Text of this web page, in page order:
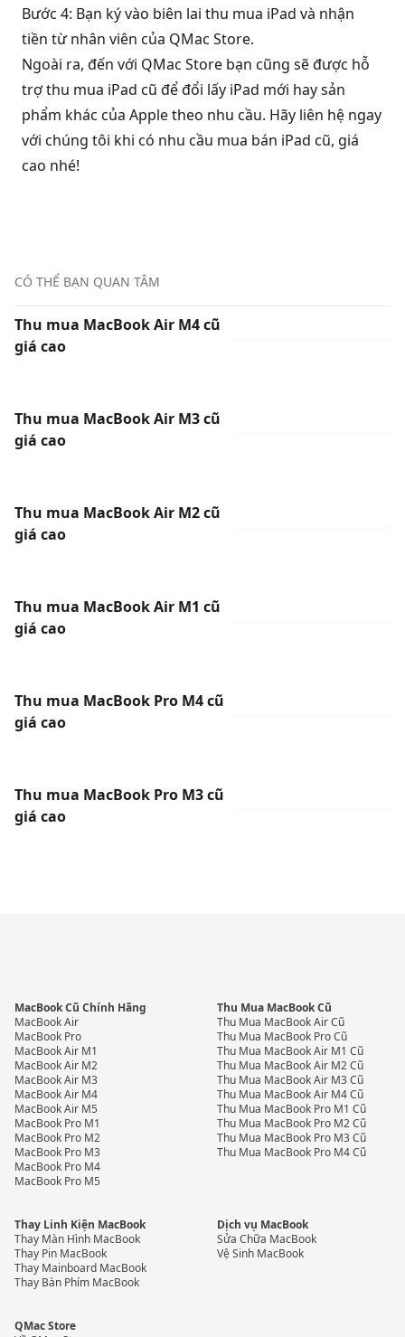
Bước 4: Bạn ký vào biên lai thu mua iPad và nhận
tiền từ nhân viên của QMac Store.
Ngoài ra, đến với QMac Store bạn cũng sẽ được hỗ
trợ thu mua iPad cũ để đổi lấy iPad mới hay sản
phẩm khác của Apple theo nhu cầu. Hãy liên hệ ngay
với chúng tôi khi có nhu cầu mua bán iPad cũ, giá
cao nhé!
CÓ THỂ BẠN QUAN TÂM
Thu mua MacBook Air M4 cũ
giá cao
Thu mua MacBook Air M3 cũ
giá cao
Thu mua MacBook Air M2 cũ
giá cao
Thu mua MacBook Air M1 cũ
giá cao
Thu mua MacBook Pro M4 cũ
giá cao
Thu mua MacBook Pro M3 cũ
giá cao
MacBook Cũ Chính Hãng
MacBook Air
MacBook Pro
MacBook Air M1
MacBook Air M2
MacBook Air M3
MacBook Air M4
MacBook Air M5
MacBook Pro M1
MacBook Pro M2
MacBook Pro M3
MacBook Pro M4
MacBook Pro M5
Thu Mua MacBook Cũ
Thu Mua MacBook Air Cũ
Thu Mua MacBook Pro Cũ
Thu Mua MacBook Air M1 Cũ
Thu Mua MacBook Air M2 Cũ
Thu Mua MacBook Air M3 Cũ
Thu Mua MacBook Air M4 Cũ
Thu Mua MacBook Pro M1 Cũ
Thu Mua MacBook Pro M2 Cũ
Thu Mua MacBook Pro M3 Cũ
Thu Mua MacBook Pro M4 Cũ
Thay Linh Kiện MacBook
Thay Màn Hình MacBook
Thay Pin MacBook
Thay Mainboard MacBook
Thay Bàn Phím MacBook
Dịch vụ MacBook
Sửa Chữa MacBook
Vệ Sinh MacBook
QMac Store